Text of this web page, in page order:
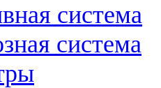
система
система